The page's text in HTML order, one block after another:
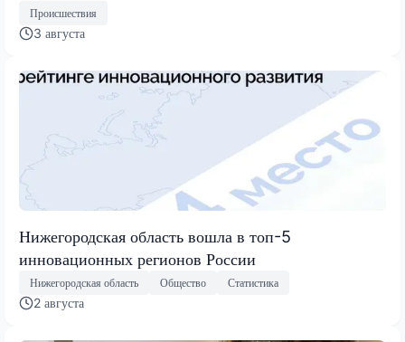
Происшествия
3 августа
Нижегородская область вошла в топ-5
инновационных регионов России
Нижегородская область Общество Статистика
2 августа